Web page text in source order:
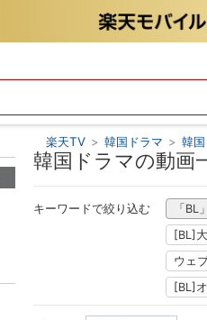
楽天TV > 韓国ドラマ > 韓
韓国ドラマの動画
キーワードで絞り込む 「
[BL]
ウェ
[BL]